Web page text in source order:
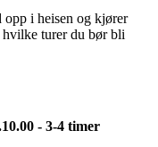
opp i heisen og kjører
hvilke turer du bør bli
- 3-4 timer